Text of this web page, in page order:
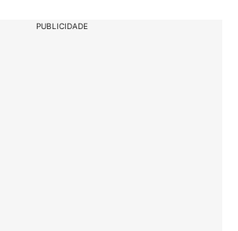
PUBLICIDADE